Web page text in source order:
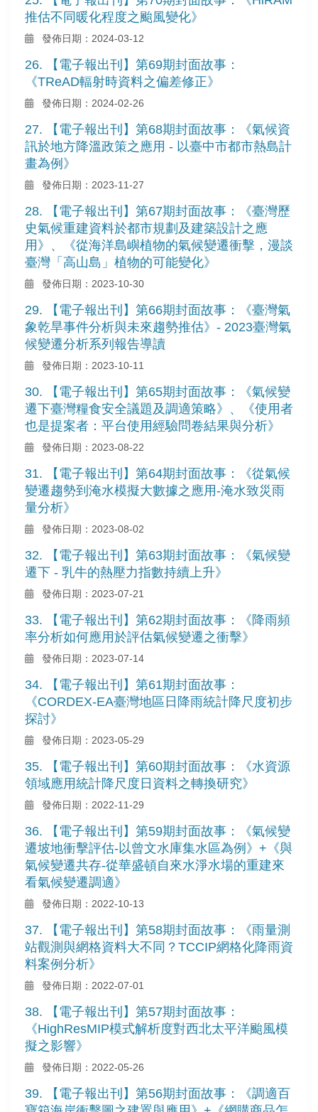
推估不同暖化程度之颱風變化》
發佈日期：2024-03-12
26. 【電子報出刊】第69期封面故事：
《TReAD輻射時資料之偏差修正》
發佈日期：2024-02-26
27. 【電子報出刊】第68期封面故事：《氣候資
訊於地方降溫政策之應用 - 以臺中市都市熱島計
畫為例》
發佈日期：2023-11-27
28. 【電子報出刊】第67期封面故事：《臺灣歷
史氣候重建資料於都市規劃及建築設計之應
用》、《從海洋島嶼植物的氣候變遷衝擊，漫談
臺灣「高山島」植物的可能變化》
發佈日期：2023-10-30
29. 【電子報出刊】第66期封面故事：《臺灣氣
象乾旱事件分析與未來趨勢推估》- 2023臺灣氣
候變遷分析系列報告導讀
發佈日期：2023-10-11
30. 【電子報出刊】第65期封面故事：《氣候變
遷下臺灣糧食安全議題及調適策略》、《使用者
也是提案者：平台使用經驗問卷結果與分析》
發佈日期：2023-08-22
31. 【電子報出刊】第64期封面故事：《從氣候
變遷趨勢到淹水模擬大數據之應用-淹水致災雨
量分析》
發佈日期：2023-08-02
32. 【電子報出刊】第63期封面故事：《氣候變
遷下 - 乳牛的熱壓力指數持續上升》
發佈日期：2023-07-21
33. 【電子報出刊】第62期封面故事：《降雨頻
率分析如何應用於評估氣候變遷之衝擊》
發佈日期：2023-07-14
34. 【電子報出刊】第61期封面故事：
《CORDEX-EA臺灣地區日降雨統計降尺度初步
探討》
發佈日期：2023-05-29
35. 【電子報出刊】第60期封面故事：《水資源
領域應用統計降尺度日資料之轉換研究》
發佈日期：2022-11-29
36. 【電子報出刊】第59期封面故事：《氣候變
遷坡地衝擊評估-以曾文水庫集水區為例》+《與
氣候變遷共存-從華盛頓自來水淨水場的重建來
看氣候變遷調適》
發佈日期：2022-10-13
37. 【電子報出刊】第58期封面故事：《雨量測
站觀測與網格資料大不同？TCCIP網格化降雨資
料案例分析》
發佈日期：2022-07-01
38. 【電子報出刊】第57期封面故事：
《HighResMIP模式解析度對西北太平洋颱風模
擬之影響》
發佈日期：2022-05-26
39. 【電子報出刊】第56期封面故事：《調適百